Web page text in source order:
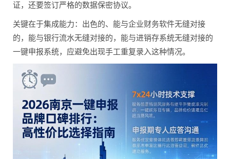
证，还要签订严格的数据保密协议。
关键在于集成能力：出色的、能与企业财务软件无缝对接
的，能与银行流水无缝对接的，能与进销存系统无缝对接的
一键申报系统，应避免出现手工重复录入这种情况。